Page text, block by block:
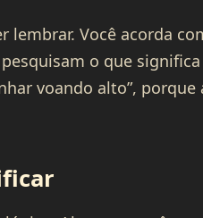
lembrar. Você acorda
o que
voando alto”,